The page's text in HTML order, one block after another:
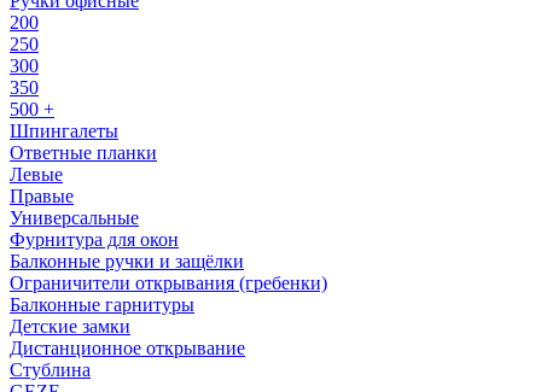
200
250
300
350
500 +
Шпингалеты
Ответные планки
Левые
Правые
Универсальные
Фурнитура для окон
Балконные ручки и защёлки
Ограничители открывания (гребенки)
Балконные гарнитуры
Детские замки
Дистанционное открывание
Стублина